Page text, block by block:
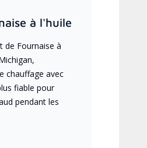
à l'huile
de Fournaise à
chauffage avec
fiable pour
pendant les